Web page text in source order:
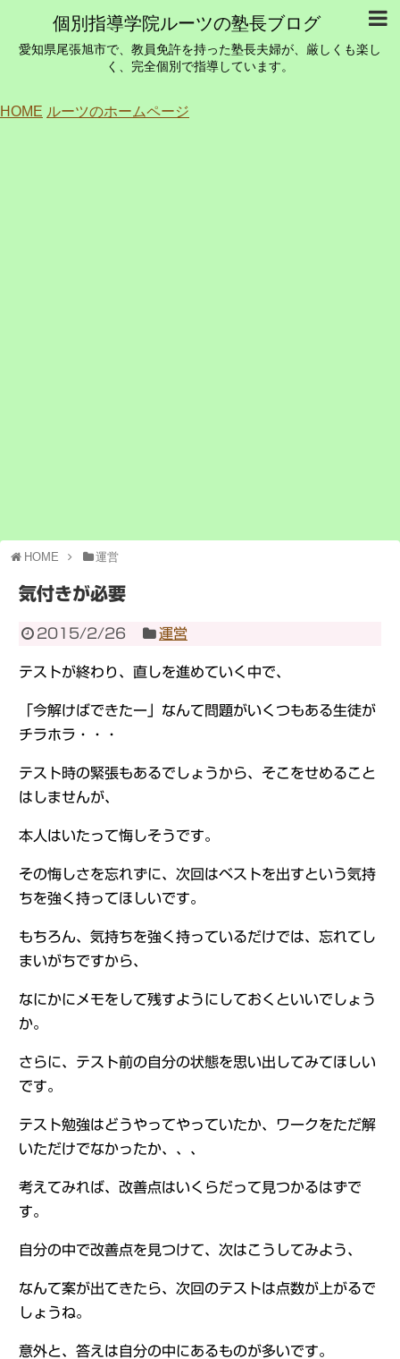
個別指導学院ルーツの塾長ブログ
愛知県尾張旭市で、教員免許を持った塾長夫婦が、厳しくも楽し
く、完全個別で指導しています。
HOME ルーツのホームページ
HOME 運営
気付きが必要
2015/2/26 運営
テストが終わり、直しを進めていく中で、
「今解けばできたー」なんて問題がいくつもある生徒が
チラホラ・・・
テスト時の緊張もあるでしょうから、そこをせめること
はしませんが、
本人はいたって悔しそうです。
その悔しさを忘れずに、次回はベストを出すという気持
ちを強く持ってほしいです。
もちろん、気持ちを強く持っているだけでは、忘れてし
まいがちですから、
なにかにメモをして残すようにしておくといいでしょう
か。
さらに、テスト前の自分の状態を思い出してみてほしい
です。
テスト勉強はどうやってやっていたか、ワークをただ解
いただけでなかったか、、、
考えてみれば、改善点はいくらだって見つかるはずで
す。
自分の中で改善点を見つけて、次はこうしてみよう、
なんて案が出てきたら、次回のテストは点数が上がるで
しょうね。
意外と、答えは自分の中にあるものが多いです。